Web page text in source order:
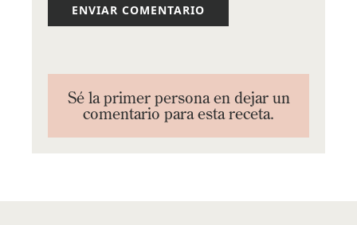
Sé la primer persona en dejar un
comentario para esta receta.